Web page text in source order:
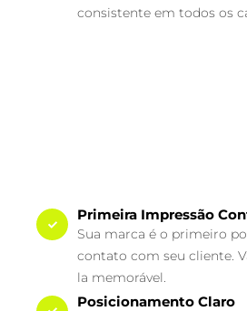
Primeira Impressão
Sua marca é o primeiro
contato com seu cliente.
la memorável.
Posicionamento Claro
consistente em todos os